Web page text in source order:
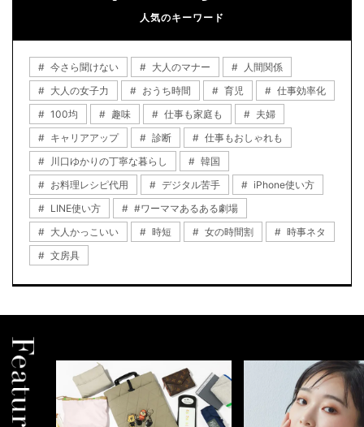
人気のキーワード
今さら聞けない 大人のマナー
人間関係
大人の女子力
おうち時間 育児
仕事効率化
100均
趣味 仕事も家庭も
夫婦
キャリアアップ
診断
仕事もおしゃれも
川口ゆかりの丁寧な暮らし
韓国
お料理レシピ代用
デジタル苦手
iPhone使い方
LINE使い方
#ワーママあるある劇場
大人かっこいい
時短 女の時間割
時事ネタ
文房具